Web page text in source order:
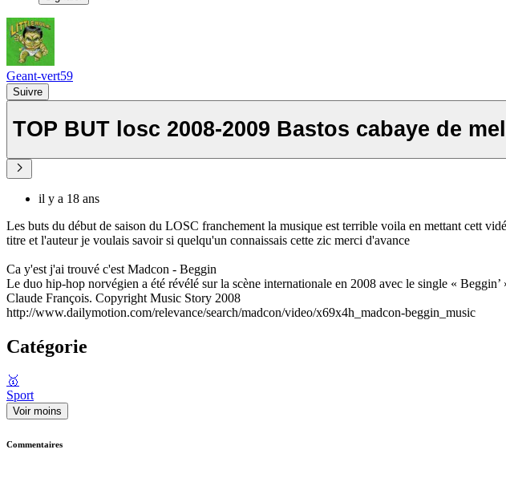
Geant-vert59
Suivre
TOP BUT losc 2008-2009 Bastos cabaye de
il y a 18 ans
Les buts du début de saison du LOSC franchement la musique est terrible voila en mettant cett
titre et l'auteur je voulais savoir si quelqu'un connaissais cette zic merci d'avance
Ca y'est j'ai trouvé c'est Madcon - Beggin
Le duo hip-hop norvégien a été révélé sur la scène internationale en 2008 avec le single «
Claude François. Copyright Music Story 2008
http://www.dailymotion.com/relevance/search/madcon/video/x69x4h_madcon-beggin_music
Catégorie
🥇
Sport
Voir moins
Commentaires